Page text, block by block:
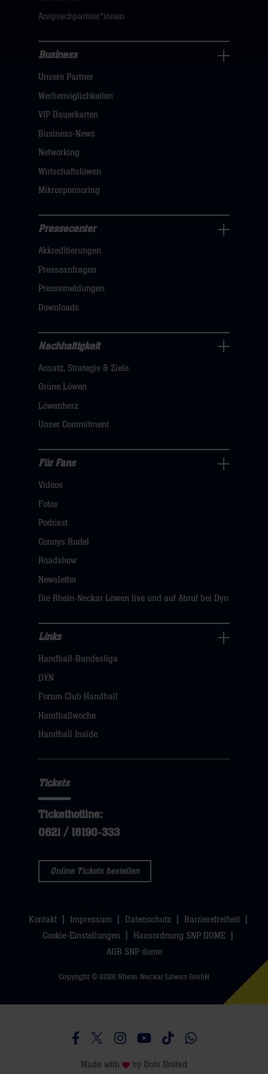
hier
Ansprechpartner*innen
Navigation
öffnen,
dann
Business
Unsere Partner
Werbemöglichkeiten
VIP Dauerkarten
Business-News
Networking
Wirtschaftslöwen
Mikrosponsoring
Navigation
öffnen,
dann
hier
Pressecenter
Akkreditierungen
Presseanfragen
Pressemeldungen
Downloads
Nachhaltigkeit
Navigation
öffnen,
dann
klicken
hier
Nachhaltigkeit
Ansatz, Strategie & Ziele
Grüne Löwen
Löwenherz
Unser Commitment
Fans
Navigation
öffnen,
hier
Für Fans
Videos
Fotos
Podcast
Connys Rudel
Roadshow
Newsletter
Die Rhein-Neckar Löwen live und auf Abruf bei Dyn
Navigation
öffnen,
dann
Links
Handball-Bundesliga
DYN
Forum Club Handball
Handballwoche
Handball Inside
Tickets
Tickethotline:
0621 / 18190-333
Online Tickets bestellen
Kontakt Impressum Datenschutz
Barrierefreiheit
Cookie-Einstellungen
Hausordnung SNP DOME
AGB SNP dome
Copyright © 2026 Rhein-Neckar Löwen GmbH
Besucht uns auf Facebook
Besucht uns auf Twitter
Besucht uns auf Instagram
Besucht uns auf Youtube
Besucht uns auf
Besucht uns auf
Made with by Dots United